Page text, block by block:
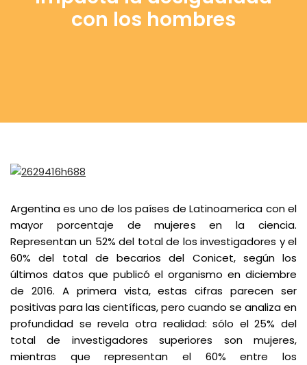
con los hombres
Argentina es uno de los países de Latinoamerica con el
mayor porcentaje de mujeres en la ciencia.
Representan un 52% del total de los investigadores y el
60% del total de becarios del Conicet, según los
últimos datos que publicó el organismo en diciembre
de 2016. A primera vista, estas cifras parecen ser
positivas para las científicas, pero cuando se analiza en
profundidad se revela otra realidad: sólo el 25% del
total de investigadores superiores son mujeres,
mientras que representan el 60% entre los